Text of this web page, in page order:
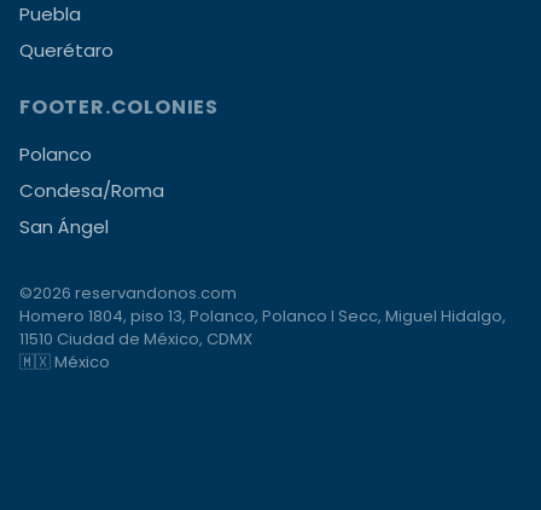
Puebla
Querétaro
FOOTER.COLONIES
Polanco
Condesa/Roma
San Ángel
©2026 reservandonos.com
Homero 1804, piso 13, Polanco, Polanco I Secc, Miguel Hidalgo,
11510 Ciudad de México, CDMX
🇲🇽 México